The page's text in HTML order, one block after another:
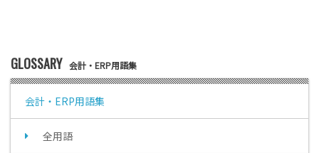
GLOSSARY 会計・ERP用語集
会計・ERP用語集
全用語